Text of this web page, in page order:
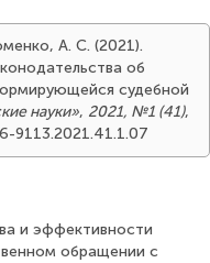
А. С. (2021).
об
судебной
науки», 2021, №1 (41),
9113.2021.41.1.07
и эффективности
обращении с